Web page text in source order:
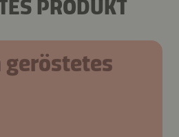
PRODUKT
geröstetes